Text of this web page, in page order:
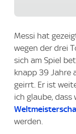
Messi hat
wegen der drei
sich am Spiel
knapp 39 Jahre
geirrt. Er ist
ich glaube, dass
werden.